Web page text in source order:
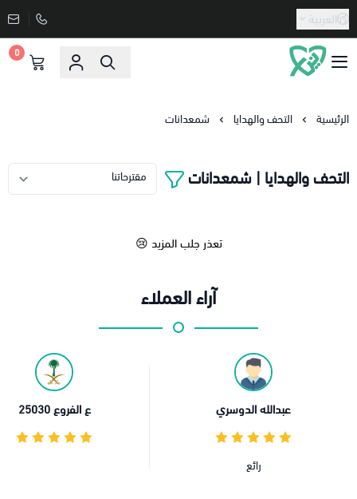
العربية
دنيا الاسعار
0
الرئيسية التحف والهدايا شمعدانات
التحف والهدايا | شمعدانات
تعذر جلب المزيد 😢
آراء العملاء